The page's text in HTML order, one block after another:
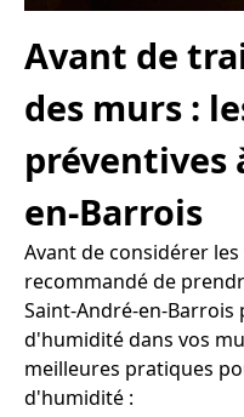
Avant de
des murs :
préventives
en-Barrois
Avant de considérer
recommandé de
Saint-André-en-
d'humidité dans vos
meilleures pratiques
d'humidité :